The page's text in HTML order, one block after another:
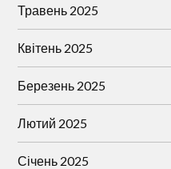
Травень 2025
Квітень 2025
Березень 2025
Лютий 2025
Січень 2025